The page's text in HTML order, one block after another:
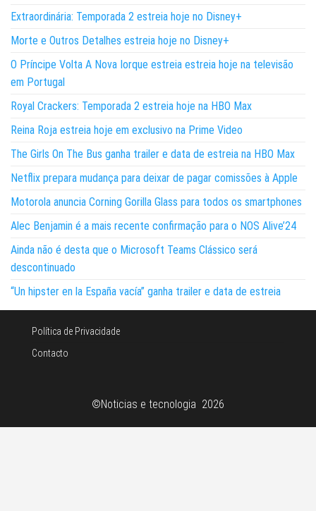
Extraordinária: Temporada 2 estreia hoje no Disney+
Morte e Outros Detalhes estreia hoje no Disney+
O Príncipe Volta A Nova Iorque estreia estreia hoje na televisão
em Portugal
Royal Crackers: Temporada 2 estreia hoje na HBO Max
Reina Roja estreia hoje em exclusivo na Prime Video
The Girls On The Bus ganha trailer e data de estreia na HBO Max
Netflix prepara mudança para deixar de pagar comissões à Apple
Motorola anuncia Corning Gorilla Glass para todos os smartphones
Alec Benjamin é a mais recente confirmação para o NOS Alive’24
Ainda não é desta que o Microsoft Teams Clássico será
descontinuado
“Un hipster en la España vacía” ganha trailer e data de estreia
Política de Privacidade
Contacto
©Noticias e tecnologia 2026